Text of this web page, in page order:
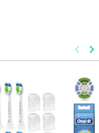
keyboard_arrow_left keyboard_arrow_right